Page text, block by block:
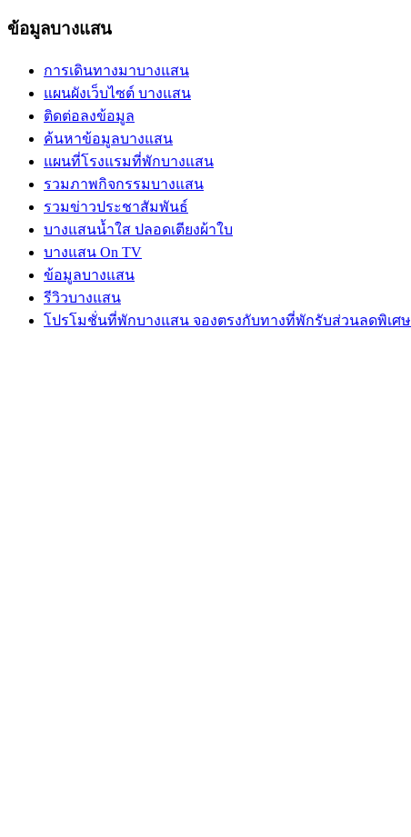
ข้อมูลบางแสน
การเดินทางมาบางแสน
แผนผังเว็บไซต์ บางแสน
ติดต่อลงข้อมูล
ค้นหาข้อมูลบางแสน
แผนที่โรงแรมที่พักบางแสน
รวมภาพกิจกรรมบางแสน
รวมข่าวประชาสัมพันธ์
บางแสนน้ำใส ปลอดเตียงผ้าใบ
บางแสน On TV
ข้อมูลบางแสน
รีวิวบางแสน
โปรโมชั่นที่พักบางแสน จองตรงกับทางที่พักรับส่วนลดพิเศษ